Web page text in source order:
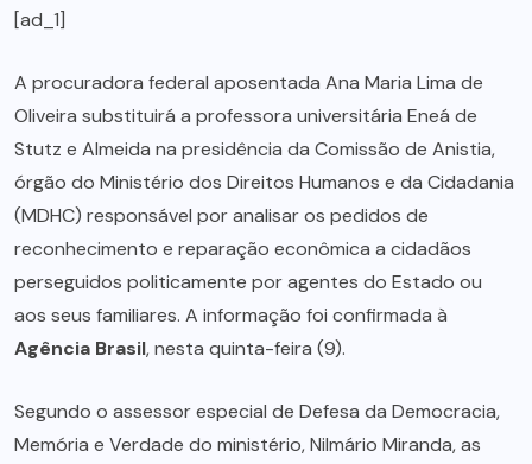
[ad_1]
A procuradora federal aposentada Ana Maria Lima de
Oliveira substituirá a professora universitária Eneá de
Stutz e Almeida na presidência da Comissão de Anistia,
órgão do Ministério dos Direitos Humanos e da Cidadania
(MDHC) responsável por analisar os pedidos de
reconhecimento e reparação econômica a cidadãos
perseguidos politicamente por agentes do Estado ou
aos seus familiares. A informação foi confirmada à
Agência Brasil, nesta quinta-feira (9).
Segundo o assessor especial de Defesa da Democracia,
Memória e Verdade do ministério, Nilmário Miranda, as